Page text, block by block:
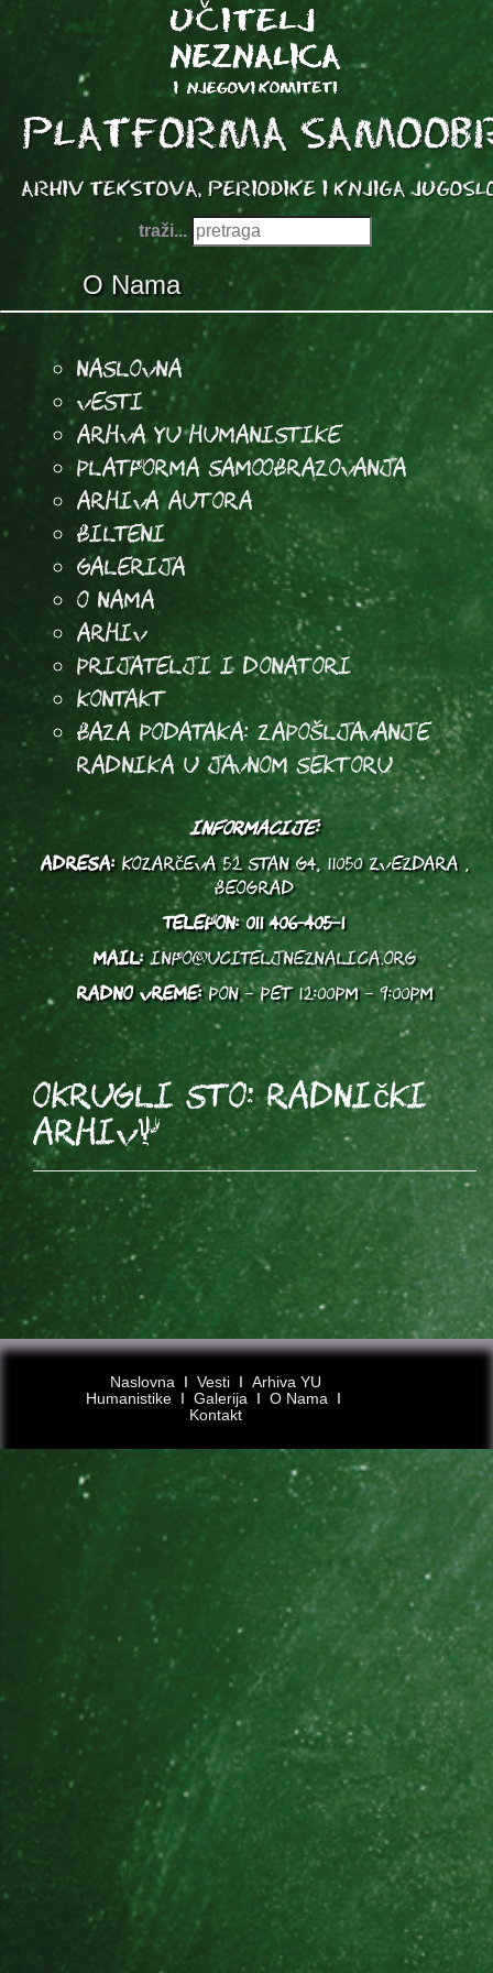
traži...
O Nama
Naslovna
Vesti
Arhva YU Humanistike
Platforma samoobrazovanja
arhiva autora
Bilteni
Galerija
O Nama
Arhiv
Prijatelji i donatori
Kontakt
Baza podataka: Zapošljavanje
radnika u javnom sektoru
INFORMACIJE:
ADRESA:Kozarčeva 52 stan G4, 11050 Zvezdara ,
Beograd
TELEFON: 011 406-405-1
MAIL: info@uciteljneznalica.org
RADNO VREME:PON - PET 12:00PM - 9:00PM
OKRUGLI STO: Radnički
arhiv?
Naslovna Ι Vesti Ι Arhiva YU
Humanistike Ι Galerija Ι O Nama
Ι
Kontakt